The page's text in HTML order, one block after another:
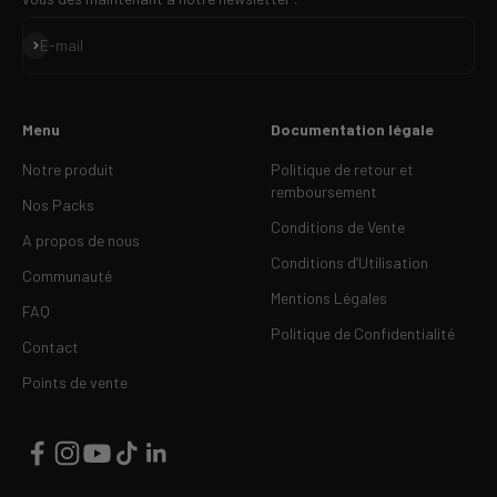
E-mail
S'inscrire
Menu
Notre produit
Nos Packs
A propos de nous
Communauté
FAQ
Contact
Points de vente
Documentation légale
Politique de retour et
remboursement
Conditions de Vente
Conditions d’Utilisation
Mentions Légales
Politique de Confidentialité